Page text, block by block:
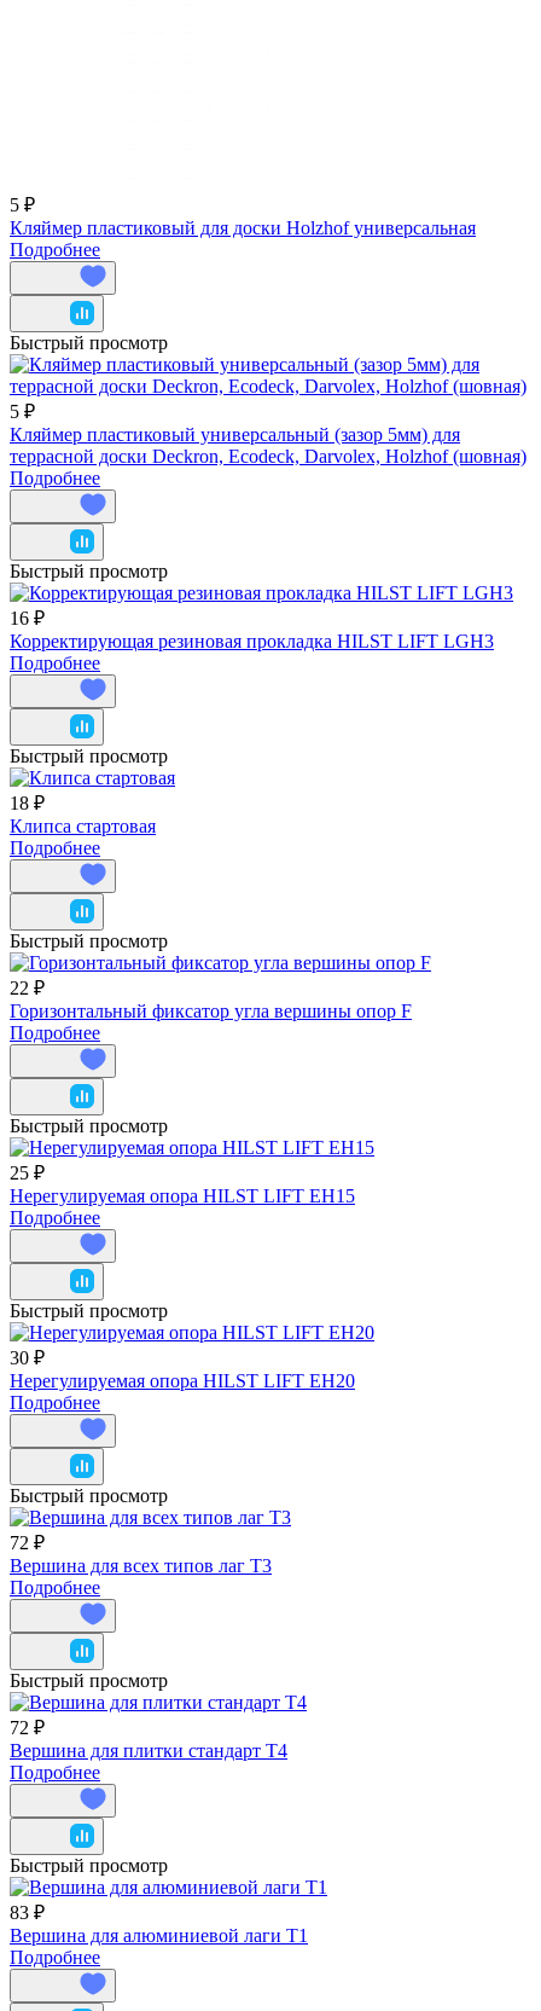
5 ₽
Кляймер пластиковый для доски Holzhof универсальная
Подробнее
Быстрый просмотр
5 ₽
Кляймер пластиковый универсальный (зазор 5мм) для
террасной доски Deckron, Ecodeck, Darvolex, Holzhof (шовная)
Подробнее
Быстрый просмотр
16 ₽
Корректирующая резиновая прокладка HILST LIFT LGH3
Подробнее
Быстрый просмотр
18 ₽
Клипса стартовая
Подробнее
Быстрый просмотр
22 ₽
Горизонтальный фиксатор угла вершины опор F
Подробнее
Быстрый просмотр
25 ₽
Нерегулируемая опора HILST LIFT ЕН15
Подробнее
Быстрый просмотр
30 ₽
Нерегулируемая опора HILST LIFT ЕН20
Подробнее
Быстрый просмотр
72 ₽
Вершина для всех типов лаг T3
Подробнее
Быстрый просмотр
72 ₽
Вершина для плитки стандарт T4
Подробнее
Быстрый просмотр
83 ₽
Вершина для алюминиевой лаги T1
Подробнее